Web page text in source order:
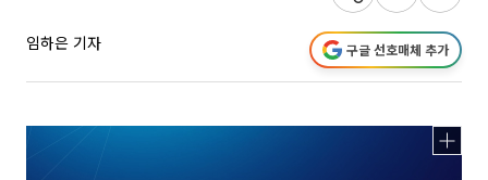
임하은 기자 구글 선호매체 추가